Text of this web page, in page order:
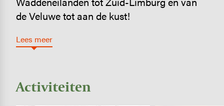
de Veluwe tot aan de kust!
Lees meer
Activiteiten